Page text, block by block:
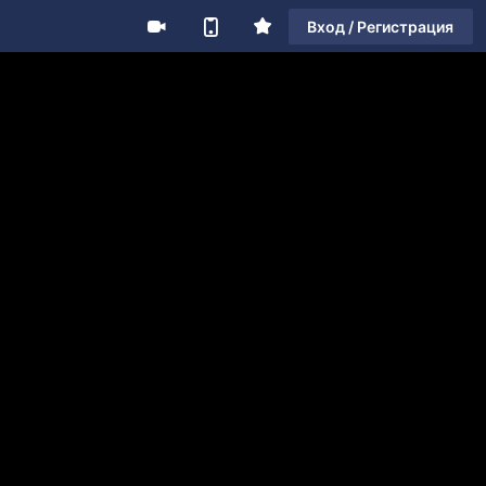
Вход / Регистрация